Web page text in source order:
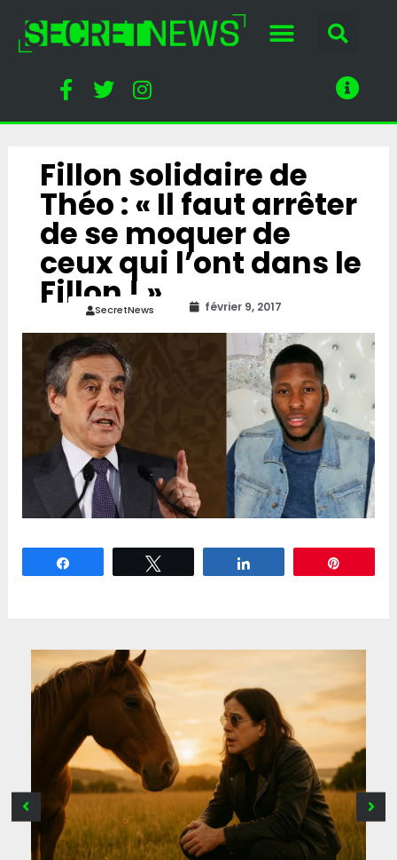
Fillon solidaire de
Théo : « Il faut arrêter
de se moquer de
ceux qui l’ont dans le
Fillon ! »
SecretNews février 9, 2017